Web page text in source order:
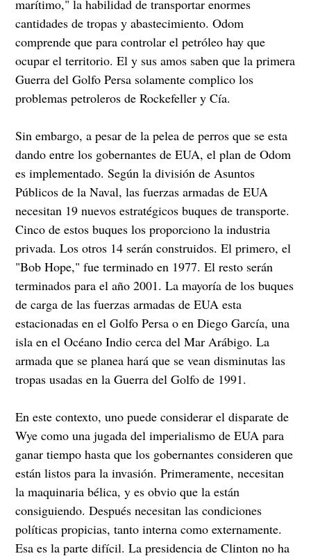
marítimo," la habilidad de transportar enormes
cantidades de tropas y abastecimiento. Odom
comprende que para controlar el petróleo hay que
ocupar el territorio. El y sus amos saben que la primera
Guerra del Golfo Persa solamente complico los
problemas petroleros de Rockefeller y Cía.
Sin embargo, a pesar de la pelea de perros que se esta
dando entre los gobernantes de EUA, el plan de Odom
es implementado. Según la división de Asuntos
Públicos de la Naval, las fuerzas armadas de EUA
necesitan 19 nuevos estratégicos buques de transporte.
Cinco de estos buques los proporciono la industria
privada. Los otros 14 serán construidos. El primero, el
"Bob Hope," fue terminado en 1977. El resto serán
terminados para el año 2001. La mayoría de los buques
de carga de las fuerzas armadas de EUA esta
estacionadas en el Golfo Persa o en Diego García, una
isla en el Océano Indio cerca del Mar Arábigo. La
armada que se planea hará que se vean disminutas las
tropas usadas en la Guerra del Golfo de 1991.
En este contexto, uno puede considerar el disparate de
Wye como una jugada del imperialismo de EUA para
ganar tiempo hasta que los gobernantes consideren que
están listos para la invasión. Primeramente, necesitan
la maquinaria bélica, y es obvio que la están
consiguiendo. Después necesitan las condiciones
políticas propicias, tanto interna como externamente.
Esa es la parte difícil. La presidencia de Clinton no ha